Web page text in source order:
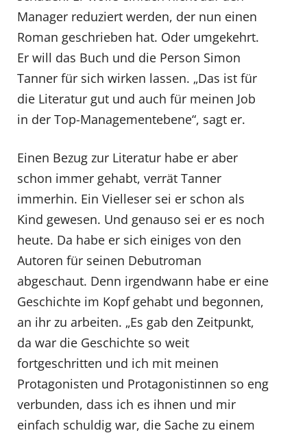
Manager reduziert werden, der nun einen
Roman geschrieben hat. Oder umgekehrt.
Er will das Buch und die Person Simon
Tanner für sich wirken lassen. „Das ist für
die Literatur gut und auch für meinen Job
in der Top-Managementebene“, sagt er.
Einen Bezug zur Literatur habe er aber
schon immer gehabt, verrät Tanner
immerhin. Ein Vielleser sei er schon als
Kind gewesen. Und genauso sei er es noch
heute. Da habe er sich einiges von den
Autoren für seinen Debutroman
abgeschaut. Denn irgendwann habe er eine
Geschichte im Kopf gehabt und begonnen,
an ihr zu arbeiten. „Es gab den Zeitpunkt,
da war die Geschichte so weit
fortgeschritten und ich mit meinen
Protagonisten und Protagonistinnen so eng
verbunden, dass ich es ihnen und mir
einfach schuldig war, die Sache zu einem